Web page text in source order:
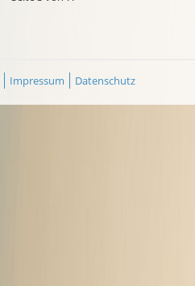
Impressum Datenschutz